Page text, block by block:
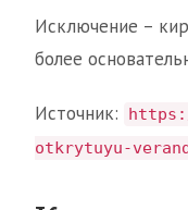
Исключение –
более
Источник:
otkrytuyu-